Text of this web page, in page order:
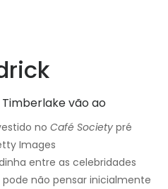
no Café Society pré
Images
entre as celebridades
não pensar inicialmente